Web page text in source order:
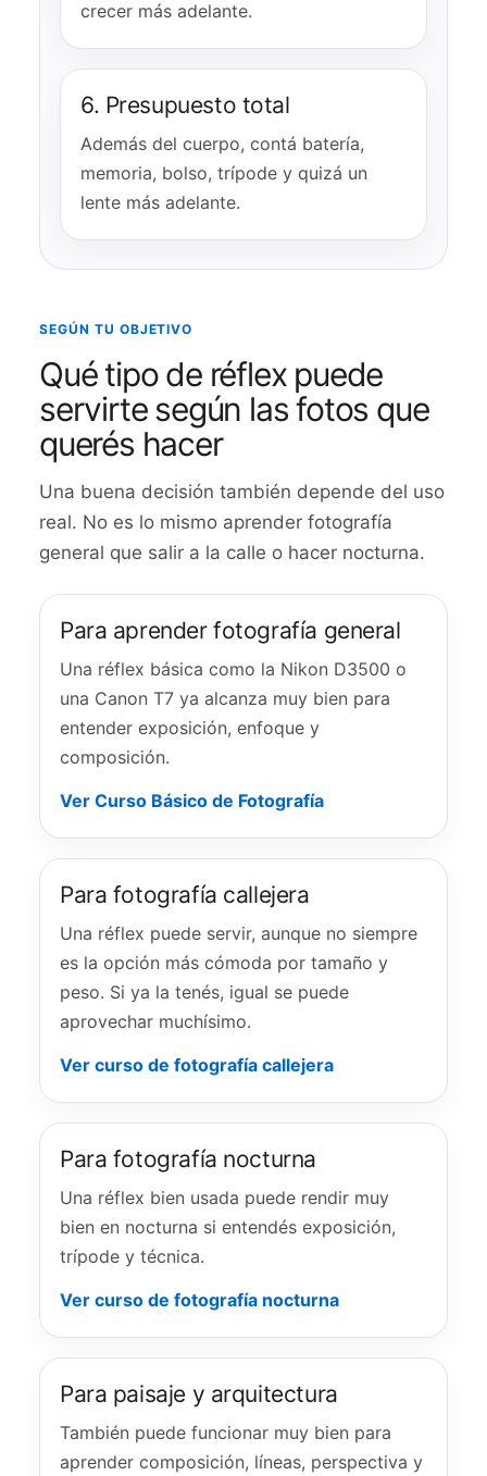
crecer más adelante.
6. Presupuesto total
Además del cuerpo, contá batería,
memoria, bolso, trípode y quizá un
lente más adelante.
SEGÚN TU OBJETIVO
Qué tipo de réflex puede
servirte según las fotos que
querés hacer
Una buena decisión también depende del uso
real. No es lo mismo aprender fotografía
general que salir a la calle o hacer nocturna.
Para aprender fotografía general
Una réflex básica como la Nikon D3500 o
una Canon T7 ya alcanza muy bien para
entender exposición, enfoque y
composición.
Ver Curso Básico de Fotografía
Para fotografía callejera
Una réflex puede servir, aunque no siempre
es la opción más cómoda por tamaño y
peso. Si ya la tenés, igual se puede
aprovechar muchísimo.
Ver curso de fotografía callejera
Para fotografía nocturna
Una réflex bien usada puede rendir muy
bien en nocturna si entendés exposición,
trípode y técnica.
Ver curso de fotografía nocturna
Para paisaje y arquitectura
También puede funcionar muy bien para
aprender composición, líneas, perspectiva y